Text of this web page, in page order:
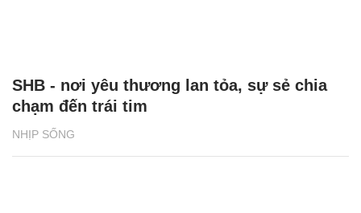
NHỊP SỐNG
SHB - nơi yêu thương lan tỏa, sự sẻ chia
chạm đến trái tim